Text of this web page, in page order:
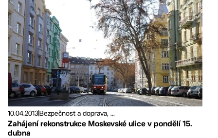
10.04.2013Bezpečnost a doprava, ...
Zahájení rekonstrukce Moskevské ulice v pondělí 15.
dubna